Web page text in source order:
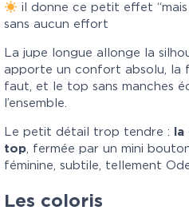
il donne ce petit effet “mais
sans aucun effort
La jupe longue allonge la
apporte un confort absolu, la
faut, et le top sans manches
l’ensemble.
Le petit détail trop tendre :
top, fermée par un mini
féminine, subtile, tellement
Les coloris